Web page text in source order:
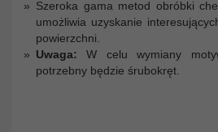
Szeroka gama metod obróbki
umożliwia uzyskanie
powierzchni.
Uwaga: W celu wymiany
potrzebny będzie śrubokręt.